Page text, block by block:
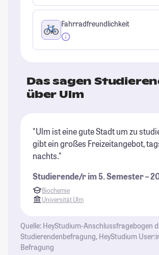
Fahrradfreundlichkeit
Das sagen
über Ulm
"Ulm ist eine gute Stadt um zu
gibt ein großes Freizeitangebot,
nachts."
Studierende/r im 5. Semester –
Biochemie
Universität Ulm
Quelle: HeyStudium-Anschlussfragebogen
Studierendenbefragung, HeyStudium
Befragung